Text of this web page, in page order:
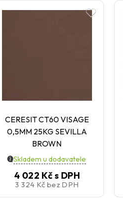
CERESIT CT60 VISAGE
0,5MM 25KG SEVILLA
BROWN
Skladem u dodavatele
4 022 Kčs DPH
3 324 Kč bez DPH